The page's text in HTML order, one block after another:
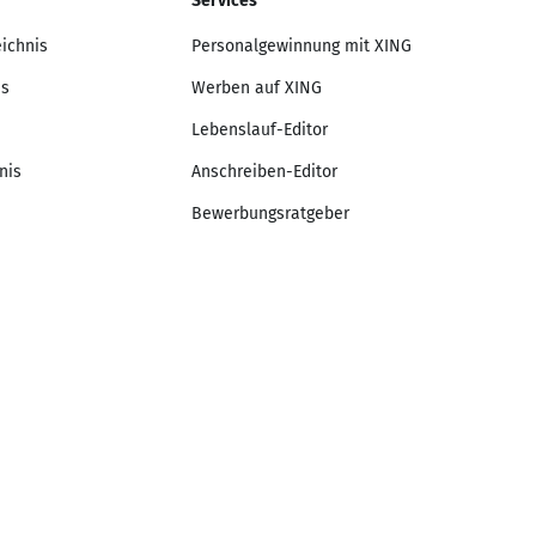
Personalgewinnung mit XING
Werben auf XING
Lebenslauf-Editor
Anschreiben-Editor
Bewerbungsratgeber